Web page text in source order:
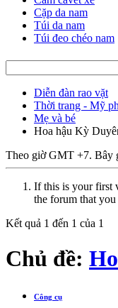
Cặp da nam
Túi da nam
Túi đeo chéo nam
Diễn đàn rao vặt
Thời trang - Mỹ
Mẹ và bé
Hoa hậu Kỳ
Theo giờ GMT +7. Bây
If this is your first
the forum that
Kết quả 1 đến 1 của 1
Chủ đề:
Công cụ